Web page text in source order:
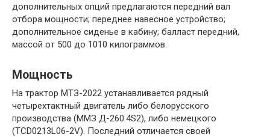
дополнительных опций предлагаются передний вал
отбора мощности; переднее навесное устройство;
дополнительное сиденье в кабину; балласт передний,
массой от 500 до 1010 килограммов.
Мощность
На трактор МТЗ-2022 устанавливается рядный
четырехтактный двигатель либо белорусского
производства (ММЗ Д-260.4S2), либо немецкого
(TCD0213L06-2V). Последний отличается своей